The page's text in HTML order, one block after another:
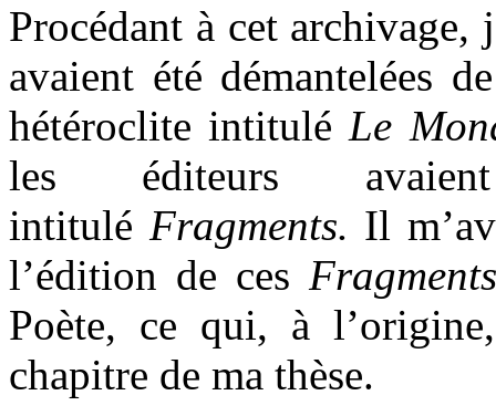
Procédant à cet archivage,
avaient été démantelées
hétéroclite intituléLe
les éditeurs
intitulé Fragments. Il
l’édition de ces
Poète, ce qui, à
chapitre de ma thèse.